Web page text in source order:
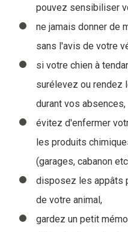
pouvez sensibiliser
ne jamais donner de
sans l'avis de votre
si votre chien à
surélevez ou rendez
durant vos absences,
évitez d'enfermer
les produits
(garages, cabanon
disposez les appâts
de votre animal,
gardez un petit